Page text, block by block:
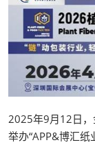
2025年9月12日，
举办“APP&博汇